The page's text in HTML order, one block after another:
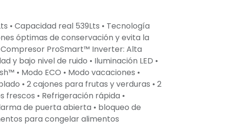
• Capacidad real 539Lts • Tecnología
óptimas de conservación y evita la
ProSmart™ Inverter: Alta
y bajo nivel de ruido • Iluminación LED •
• Modo ECO • Modo vacaciones •
• 2 cajones para frutas y verduras • 2
frescos • Refrigeración rápida •
de puerta abierta • bloqueo de
para congelar alimentos